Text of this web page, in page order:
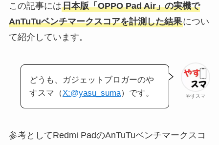
この記事には日本版「OPPO Pad Air」の実機で
AnTuTuベンチマークスコアを計測した結果につい
て紹介しています。
やすスマ
どうも、ガジェットブロガーのや
すスマ（X:@yasu_suma）です。
参考としてRedmi PadのAnTuTuベンチマークスコ